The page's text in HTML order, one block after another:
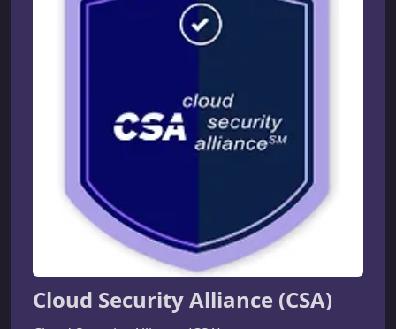
1.3.3 Platform as a Service
1.3.5 Anything as a Service
00:02:57
1.4.1 Cloud Security Scope, Responsibilities, & Models
Cloud Security Alliance (CSA)